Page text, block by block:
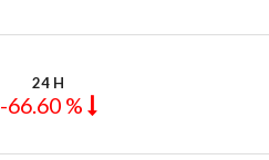
24 H
-66.60 %